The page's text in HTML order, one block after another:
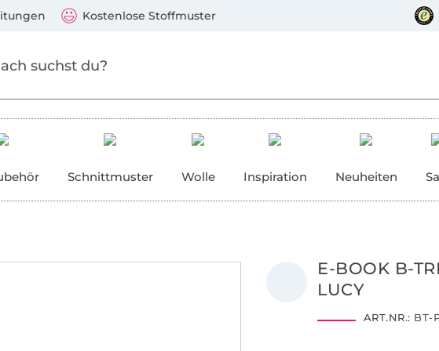
Kostenlose Stoffmuster
Schnittmuster Wolle Inspiration Neuheiten
E-BOOK B-
LUCY
ART.NR.: BT-
Mastercard, PayPal, Giropay, Kauf auf Rechnung, Vorkasse